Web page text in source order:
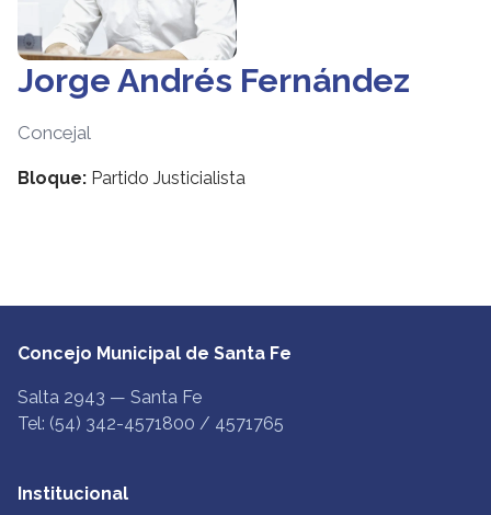
Jorge Andrés Fernández
Concejal
Bloque: Partido Justicialista
Concejo Municipal de Santa Fe
Salta 2943 — Santa Fe
Tel: (54) 342-4571800 / 4571765
Institucional